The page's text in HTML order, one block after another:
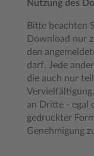
Nutzung des
Bitte beachten
Download nur
den
darf. Jede
die auch nur
an Dritte - egal
gedruckter
Genehmigung